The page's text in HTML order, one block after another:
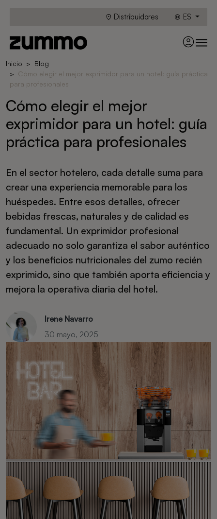
Distribuidores ES
Inicio
Blog
Cómo elegir el mejor exprimidor para un hotel: guía práctica
para profesionales
Cómo elegir el mejor
exprimidor para un hotel: guía
práctica para profesionales
En el sector hotelero, cada detalle suma para
crear una experiencia memorable para los
huéspedes. Entre esos detalles, ofrecer
bebidas frescas, naturales y de calidad es
fundamental. Un exprimidor profesional
adecuado no solo garantiza el sabor auténtico
y los beneficios nutricionales del zumo recién
exprimido, sino que también aporta eficiencia y
mejora la operativa diaria del hotel.
Irene Navarro
30 mayo, 2025